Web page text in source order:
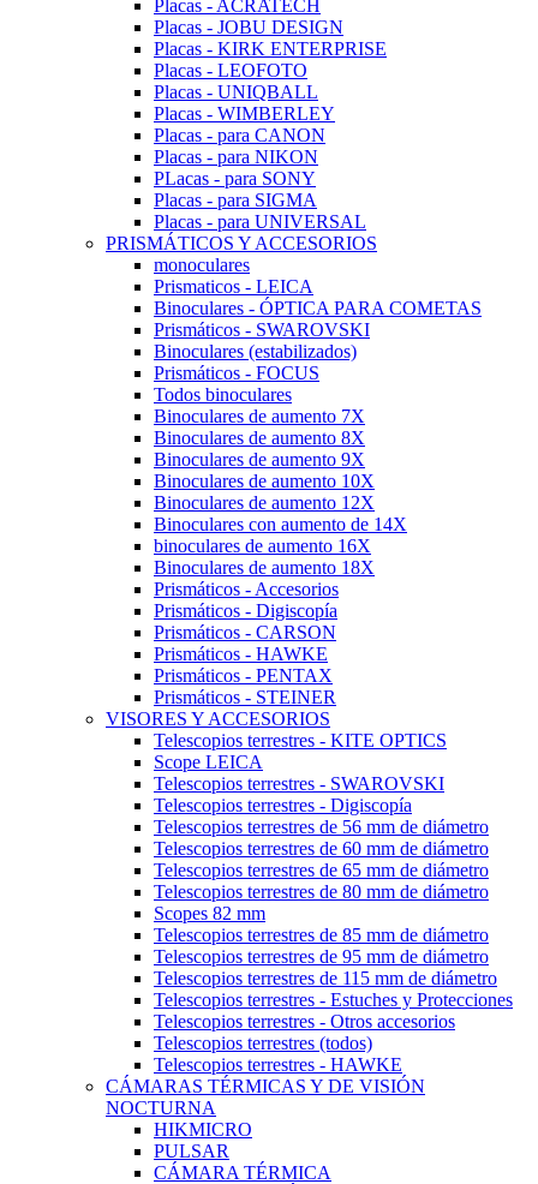
Placas - ACRATECH
Placas - JOBU DESIGN
Placas - KIRK ENTERPRISE
Placas - LEOFOTO
Placas - UNIQBALL
Placas - WIMBERLEY
Placas - para CANON
Placas - para NIKON
PLacas - para SONY
Placas - para SIGMA
Placas - para UNIVERSAL
PRISMÁTICOS Y ACCESORIOS
monoculares
Prismaticos - LEICA
Binoculares - ÓPTICA PARA COMETAS
Prismáticos - SWAROVSKI
Binoculares (estabilizados)
Prismáticos - FOCUS
Todos binoculares
Binoculares de aumento 7X
Binoculares de aumento 8X
Binoculares de aumento 9X
Binoculares de aumento 10X
Binoculares de aumento 12X
Binoculares con aumento de 14X
binoculares de aumento 16X
Binoculares de aumento 18X
Prismáticos - Accesorios
Prismáticos - Digiscopía
Prismáticos - CARSON
Prismáticos - HAWKE
Prismáticos - PENTAX
Prismáticos - STEINER
VISORES Y ACCESORIOS
Telescopios terrestres - KITE OPTICS
Scope LEICA
Telescopios terrestres - SWAROVSKI
Telescopios terrestres - Digiscopía
Telescopios terrestres de 56 mm de diámetro
Telescopios terrestres de 60 mm de diámetro
Telescopios terrestres de 65 mm de diámetro
Telescopios terrestres de 80 mm de diámetro
Scopes 82 mm
Telescopios terrestres de 85 mm de diámetro
Telescopios terrestres de 95 mm de diámetro
Telescopios terrestres de 115 mm de diámetro
Telescopios terrestres - Estuches y Protecciones
Telescopios terrestres - Otros accesorios
Telescopios terrestres (todos)
Telescopios terrestres - HAWKE
CÁMARAS TÉRMICAS Y DE VISIÓN
NOCTURNA
HIKMICRO
PULSAR
CÁMARA TÉRMICA